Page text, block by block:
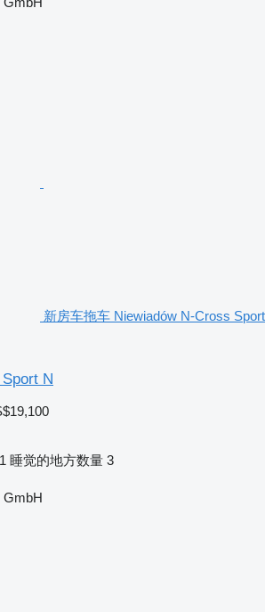
新房车拖车 Niewiadów N-Cross Sport
N
1 睡觉的地方数量 3
GmbH